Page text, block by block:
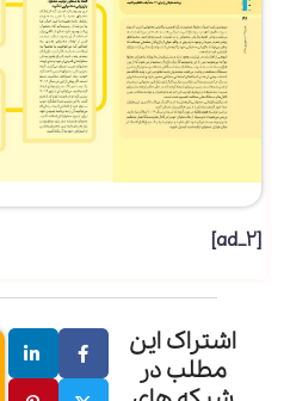
[ad_2]
اشتراک این
مطلب در